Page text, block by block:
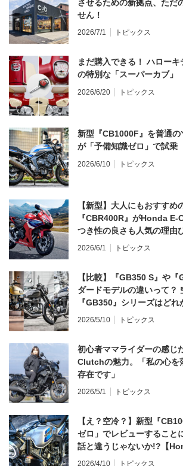
させるための新拠点、ただ
せん！
2026/7/1 トピックス
まだ購入できる！ ハロー
の特別な「スーパーカブ」
2026/6/20 トピックス
新型『CB1000F』を普通
が「予備知識ゼロ」で試乗
2026/6/10 トピックス
【新型】大人にもおすすめ
『CBR400R』がHonda
つき性の良さも人気の理由
2026/6/1 トピックス
【比較】『GB350 S』や
ダードモデルの違いって？
『GB350』シリーズはどれ
2026/5/10 トピックス
初心者ママライダーの感じ
Clutchの魅力。「私の心を
存在です」
2026/5/1 トピックス
【え？空冷？】新型『
ゼロ」でレビューすること
話と違うじゃないか!?【
てならず／CB1000F ①第一
2026/4/10 トピックス